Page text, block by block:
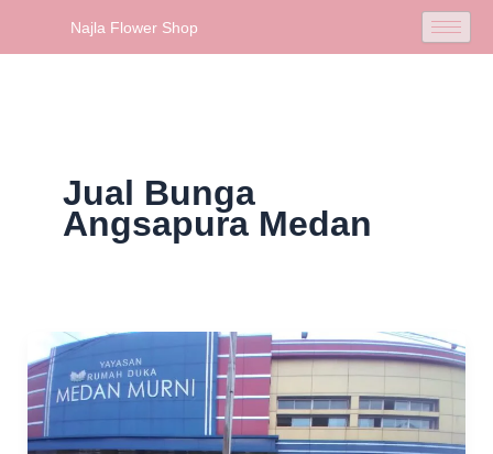
Najla Flower Shop
Jual Bunga
Angsapura Medan